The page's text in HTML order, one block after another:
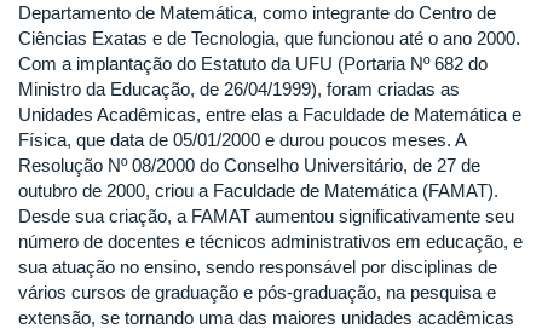
Departamento de Matemática, como integrante do Centro de
Ciências Exatas e de Tecnologia, que funcionou até o ano 2000.
Com a implantação do Estatuto da UFU (Portaria Nº 682 do
Ministro da Educação, de 26/04/1999), foram criadas as
Unidades Acadêmicas, entre elas a Faculdade de Matemática e
Física, que data de 05/01/2000 e durou poucos meses. A
Resolução Nº 08/2000 do Conselho Universitário, de 27 de
outubro de 2000, criou a Faculdade de Matemática (FAMAT).
Desde sua criação, a FAMAT aumentou significativamente seu
número de docentes e técnicos administrativos em educação, e
sua atuação no ensino, sendo responsável por disciplinas de
vários cursos de graduação e pós-graduação, na pesquisa e
extensão, se tornando uma das maiores unidades acadêmicas